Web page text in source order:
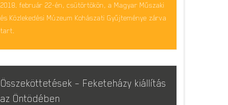
2018. február 22-én, csütörtökön, a Magyar Műszaki
és Közlekedési Múzeum Kohászati Gyűjteménye zárva
tart.
Összeköttetések – Feketeházy kiállítás
az Öntödében